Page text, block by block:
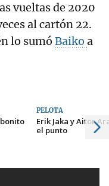
vueltas de 2020
al cartón 22.
lo sumó Baiko a
PELOTA
Erik Jaka y Aitor
el punto